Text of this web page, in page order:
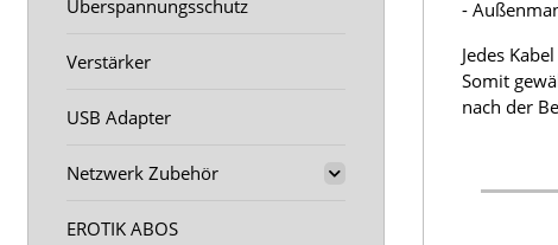
-
Jedes
Somit
nach der
Überspannungsschutz
Verstärker
USB Adapter
Netzwerk Zubehör
EROTIK ABOS